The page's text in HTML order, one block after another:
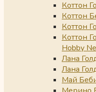
Коттон
Коттон
Коттон
Коттон
Hobby
Лана
Лана
Май